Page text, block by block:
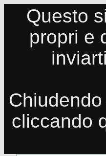
Questo
propri e
cliccando